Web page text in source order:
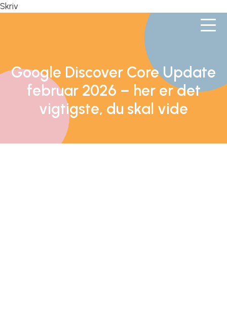
Skriv
Google Discover Core Update
februar 2026 – her er det
vigtigste, du skal vide